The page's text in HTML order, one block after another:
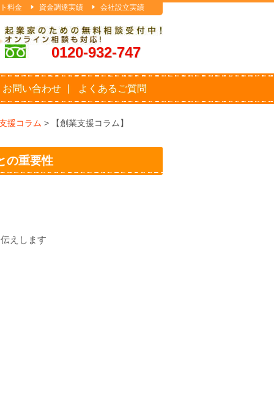
0120-932-747
料金 資金調達実績 会社設立実績
お問い合わせ よくあるご質問
援コラム >
【創業支援コラム】
の重要性
えします